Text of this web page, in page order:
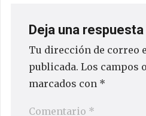
Deja una respuesta
Tu dirección de correo
publicada. Los campos
marcados con *